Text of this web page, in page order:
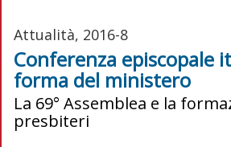
Attualità, 2016-8
Conferenza episcopale
forma del ministero
La 69° Assemblea e la
presbiteri